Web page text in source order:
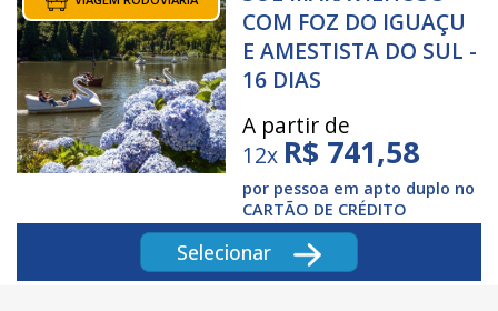
COM FOZ DO IGUAÇU
E AMESTISTA DO SUL -
16 DIAS
A partir de
12x R$ 741,58
por pessoa em apto duplo no
CARTÃO DE CRÉDITO
Selecionar